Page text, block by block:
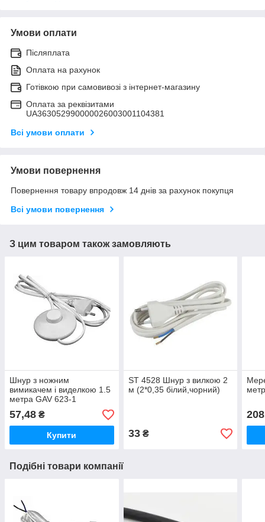
Умови оплати
Післяплата
Оплата на рахунок
Готівкою при самовивозі з інтернет-магазину
Оплата за реквізитами
UA363052990000026003001104381
Всі умови оплати
Умови повернення
Повернення товару впродовж 14 днів за рахунок покупця
Всі умови повернення
З цим товаром також замовляють
Шнур з ножним
вимикачем і виделкою 1.5
метра GAV 623-1
57,48 ₴
Купити
ST 4528 Шнур з вилкою 2
м (2*0,35 білий,чорний)
33₴
Подібні товари компанії